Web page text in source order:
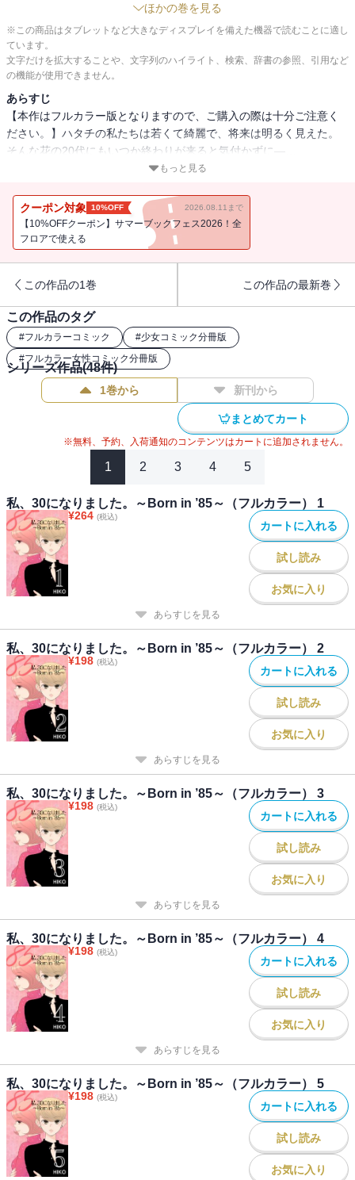
ほかの巻を見る
※この商品はタブレットなど大きなディスプレイを備えた機器で読むことに適し
ています。
文字だけを拡大することや、文字列のハイライト、検索、辞書の参照、引用など
の機能が使用できません。
あらすじ
【本作はフルカラー版となりますので、ご購入の際は十分ご注意く
ださい。】ハタチの私たちは若くて綺麗で、将来は明るく見えた。
そんな花の20代にもいつか終わりが来ると気付かずに―…
と再会する。仕事で何度も顔を合わせるうちに友達以上恋人未満だ
った二人の距離が急接近…！だけどある日、真澄は悠斗に長年付き
合っている彼女がいることを知ってしまい―…？ そして、真澄の友
アルな悩みの狭間で苦悩しながら、それぞれの幸せを見つけていく
―…【恋するソワレ】この作品は「恋するソワレ」2017年Vol．7に
収録されています。
もっと見る
クーポン対象 10%OFF 2026.08.11まで
【10%OFFクーポン】サマーブックフェス2026！全
フロアで使える
この作品の1巻 この作品の最新巻
この作品のタグ
#フルカラーコミック #少女コミック分冊版
#フルカラー女性コミック分冊版
シリーズ作品(48件)
1巻から 新刊から
まとめてカート
※無料、予約、入荷通知のコンテンツはカートに追加されません。
1 2 3 4 5
私、30になりました。～Born in ’85～（フルカラー） 1
¥264 (税込)
カートに入れる
試し読み
お気に入り
あらすじを見る
私、30になりました。～Born in ’85～（フルカラー） 2
¥198 (税込)
カートに入れる
試し読み
お気に入り
あらすじを見る
私、30になりました。～Born in ’85～（フルカラー） 3
¥198 (税込)
カートに入れる
試し読み
お気に入り
あらすじを見る
私、30になりました。～Born in ’85～（フルカラー） 4
¥198 (税込)
カートに入れる
試し読み
お気に入り
あらすじを見る
私、30になりました。～Born in ’85～（フルカラー） 5
¥198 (税込)
カートに入れる
試し読み
お気に入り